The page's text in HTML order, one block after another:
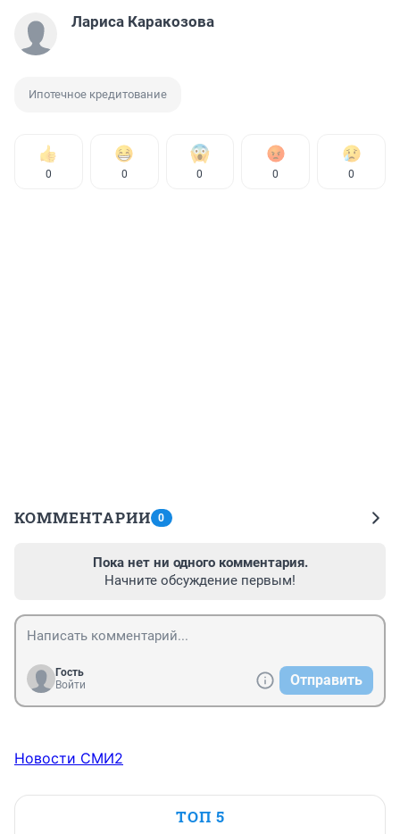
Лариса Каракозова
Ипотечное кредитование
0 0 0 0 0
КОММЕНТАРИИ 0
Пока нет ни одного комментария.
Начните обсуждение первым!
Гость
Войти
Отправить
Новости СМИ2
ТОП 5